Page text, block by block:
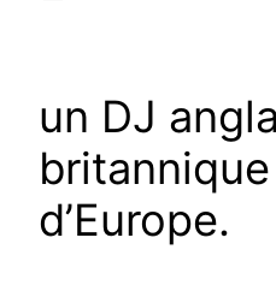
un DJ
d’Europe.